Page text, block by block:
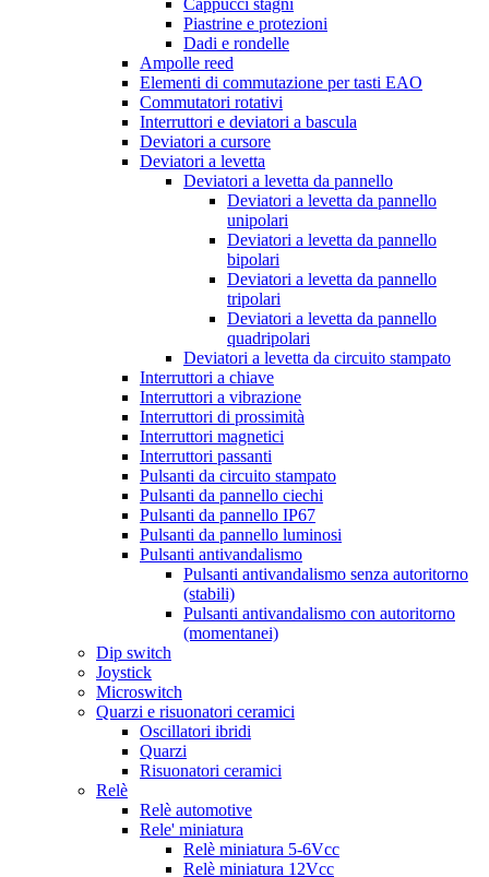
Cappucci stagni
Piastrine e protezioni
Dadi e rondelle
Ampolle reed
Elementi di commutazione per tasti EAO
Commutatori rotativi
Interruttori e deviatori a bascula
Deviatori a cursore
Deviatori a levetta
Deviatori a levetta da pannello
Deviatori a levetta da pannello
unipolari
Deviatori a levetta da pannello
bipolari
Deviatori a levetta da pannello
tripolari
Deviatori a levetta da pannello
quadripolari
Deviatori a levetta da circuito stampato
Interruttori a chiave
Interruttori a vibrazione
Interruttori di prossimità
Interruttori magnetici
Interruttori passanti
Pulsanti da circuito stampato
Pulsanti da pannello ciechi
Pulsanti da pannello IP67
Pulsanti da pannello luminosi
Pulsanti antivandalismo
Pulsanti antivandalismo senza autoritorno
(stabili)
Pulsanti antivandalismo con autoritorno
(momentanei)
Dip switch
Joystick
Microswitch
Quarzi e risuonatori ceramici
Oscillatori ibridi
Quarzi
Risuonatori ceramici
Relè
Relè automotive
Rele' miniatura
Relè miniatura 5-6Vcc
Relè miniatura 12Vcc